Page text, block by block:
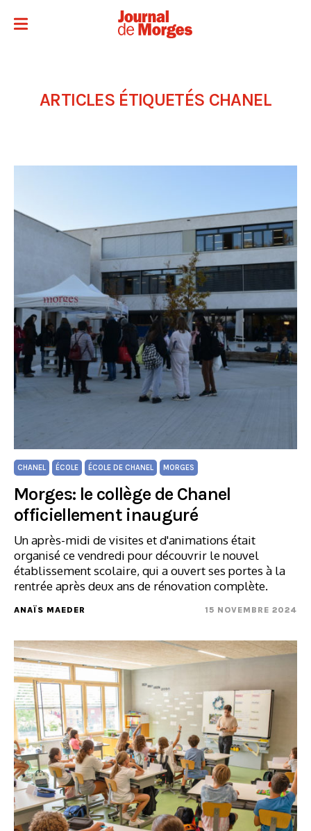
ARTICLES ÉTIQUETÉS CHANEL
CHANEL ÉCOLE ÉCOLE DE CHANEL MORGES
Morges: le collège de Chanel
officiellement inauguré
Un après-midi de visites et d'animations était
organisé ce vendredi pour découvrir le nouvel
établissement scolaire, qui a ouvert ses portes à la
rentrée après deux ans de rénovation complète.
ANAÏS MAEDER 15 NOVEMBRE 2024